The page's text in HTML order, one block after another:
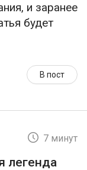
и заранее
будет
В пост
7 минут
легенда